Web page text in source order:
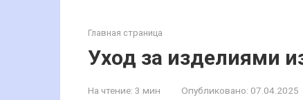
Главная страница
Уход за изделиями
На чтение: 3 мин Опубликовано: 07.04.2025